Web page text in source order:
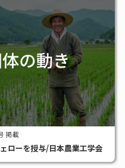
掲載
ローを授与/日本農業工学会